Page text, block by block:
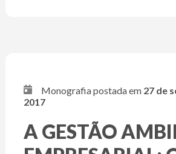
Monografia postada em 27 de
2017
A GESTÃO